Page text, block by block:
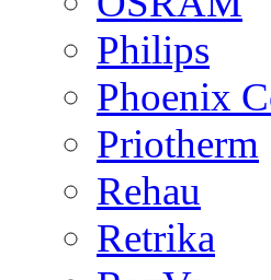
Philips
Phoenix
Priotherm
Rehau
Retrika